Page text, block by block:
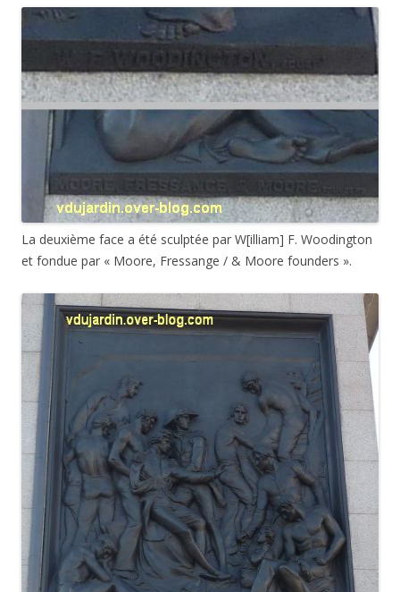
La deuxième face a été sculptée par W[illiam] F. Woodington
et fondue par « Moore, Fressange / & Moore founders ».